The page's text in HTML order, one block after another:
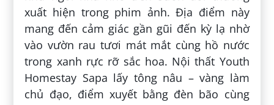
xuất hiện trong phim ảnh. Địa điểm này
mang đến cảm giác gần gũi đến kỳ lạ nhờ
vào vườn rau tươi mát mắt cùng hồ nước
trong xanh rực rỡ sắc hoa. Nội thất Youth
Homestay Sapa lấy tông nâu – vàng làm
chủ đạo, điểm xuyết bằng đèn bão cùng